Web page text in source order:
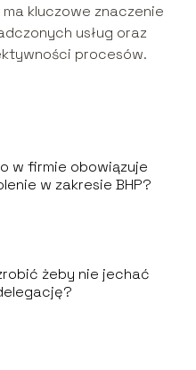
kluczowe znaczenie
usług oraz
procesów.
w firmie obowiązuje
w zakresie BHP?
żeby nie jechać